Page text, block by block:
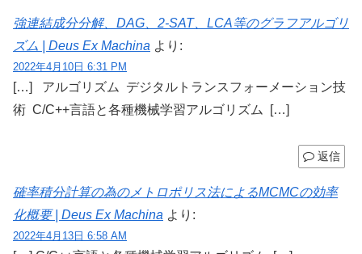
強連結成分分解、DAG、2-SAT、LCA等のグラフアルゴリ
ズム | Deus Ex Machina より:
2022年4月10日 6:31 PM
[…] アルゴリズム デジタルトランスフォーメーション技
術 C/C++言語と各種機械学習アルゴリズム […]
返信
確率積分計算の為のメトロポリス法によるMCMCの効率
化概要 | Deus Ex Machina より:
2022年4月13日 6:58 AM